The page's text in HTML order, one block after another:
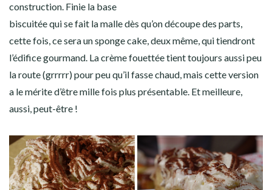
construction. Finie la base
biscuitée qui se fait la malle dès qu’on découpe des parts,
cette fois, ce sera un sponge cake, deux même, qui tiendront
l’édifice gourmand. La crème fouettée tient toujours aussi peu
la route (grrrrr) pour peu qu’il fasse chaud, mais cette version
a le mérite d’être mille fois plus présentable. Et meilleure,
aussi, peut-être !